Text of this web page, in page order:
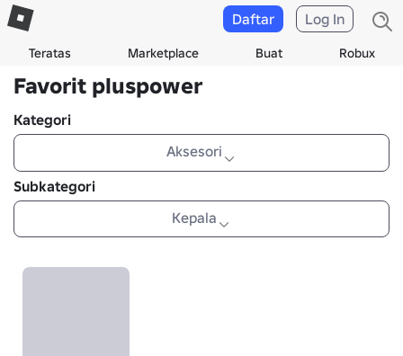
Teratas Marketplace Buat Robux
Daftar Log In
Favorit pluspower
Kategori
Aksesori
Subkategori
Kepala